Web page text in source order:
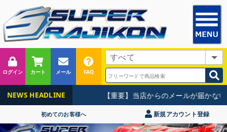
ログイン カート メール FAQ
NEWS HEADLINE 【重要】当店からのメールが届かない
初めてのお客様へ 新規アカウント登録